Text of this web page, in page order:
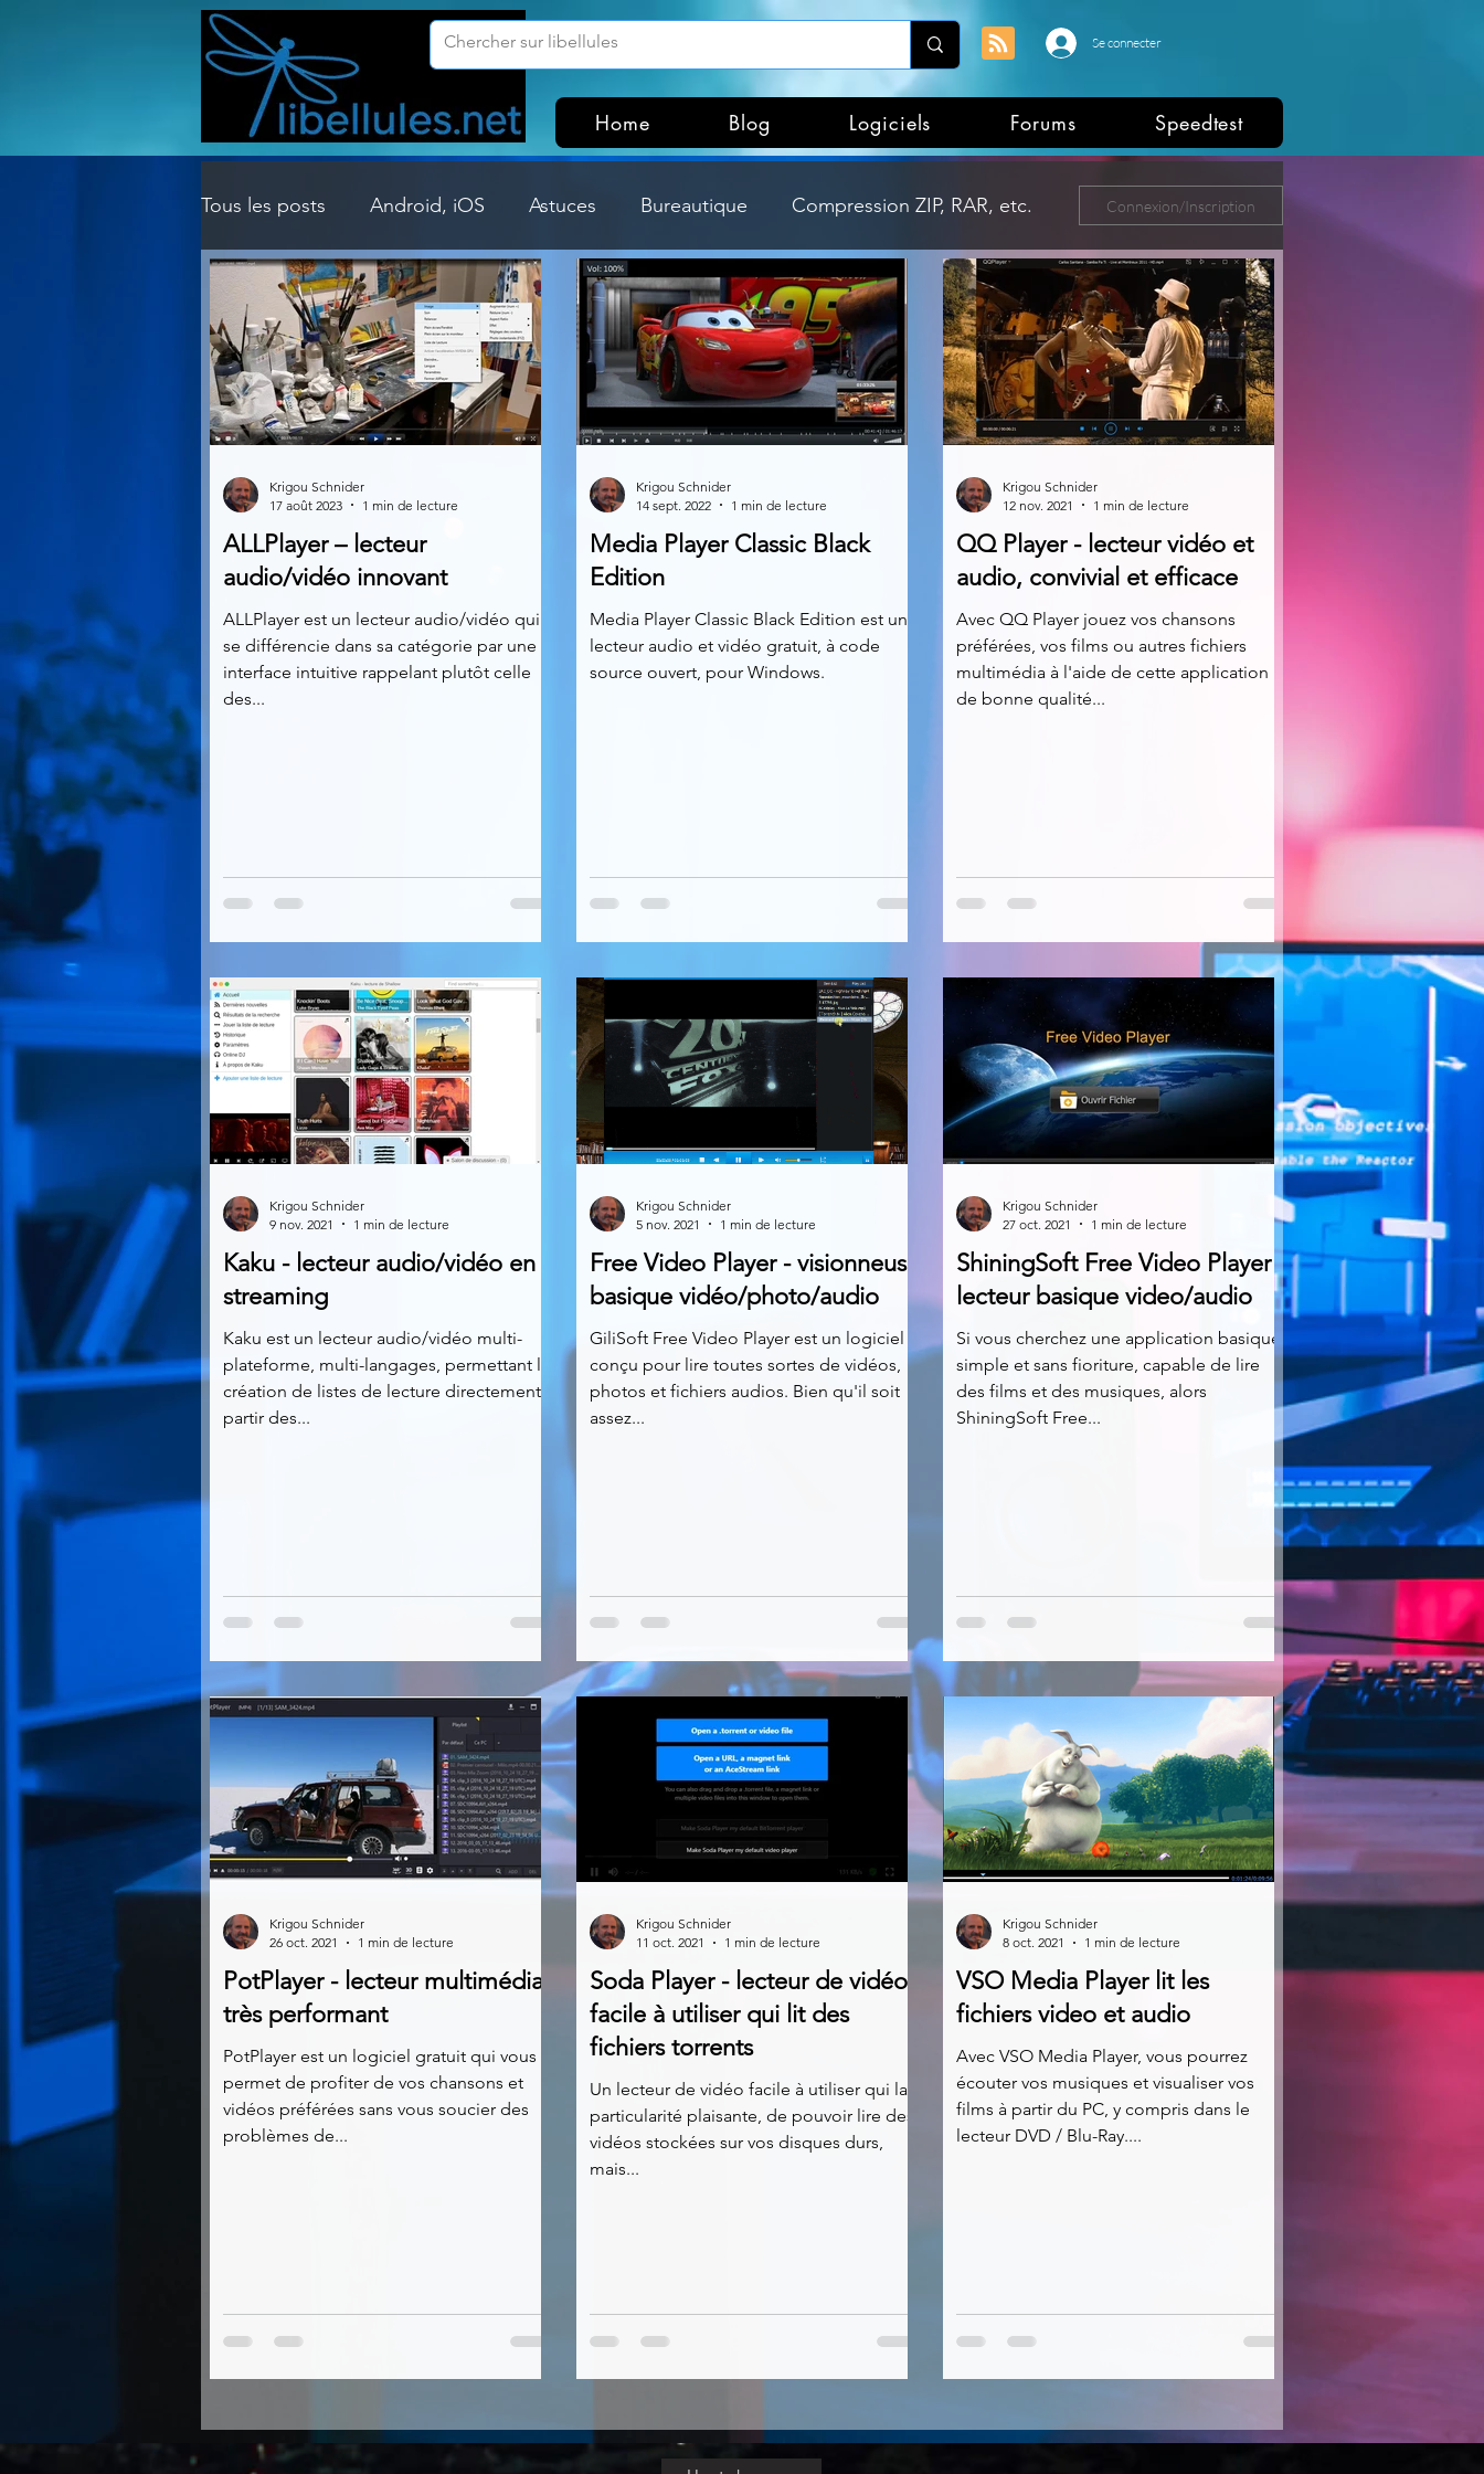
Se connecter
Home Blog Logiciels Forums Speedtest
Tous les posts Android, iOS Astuces Bureautique Compression ZIP, RAR, etc.
Customisation Windows Divers Dossier Windows Explorateurs de fichiers
Gestion Système Graphisme Hardware Internet
Multimedia Navigateurs Nirsoft Occupation disque
Photographie Réseaux Réseaux sociaux Sécurité Services en ligne
Connexion/Inscription
ALLPlayer – lecteur
audio/vidéo innovant
ALLPlayer est un lecteur audio/vidéo qui
se différencie dans sa catégorie par une
interface intuitive rappelant plutôt celle
des...
Krigou Schnider
17 août 2023
1 min de lecture
Media Player Classic Black
Edition
Media Player Classic Black Edition est un
lecteur audio et vidéo gratuit, à code
source ouvert, pour Windows.
Krigou Schnider
14 sept. 2022
1 min de lecture
QQ Player - lecteur vidéo et
audio, convivial et efficace
Avec QQ Player jouez vos chansons
préférées, vos films ou autres fichiers
multimédia à l'aide de cette application
de bonne qualité...
Krigou Schnider
12 nov. 2021
1 min de lecture
Kaku - lecteur audio/vidéo en
streaming
Kaku est un lecteur audio/vidéo multi-
plateforme, multi-langages, permettant la
création de listes de lecture directement à
partir des...
Krigou Schnider
9 nov. 2021
1 min de lecture
Free Video Player - visionneuse
basique vidéo/photo/audio
GiliSoft Free Video Player est un logiciel
conçu pour lire toutes sortes de vidéos,
photos et fichiers audios. Bien qu'il soit
assez...
Krigou Schnider
5 nov. 2021
1 min de lecture
ShiningSoft Free Video Player -
lecteur basique video/audio
Si vous cherchez une application basique,
simple et sans fioriture, capable de lire
des films et des musiques, alors
ShiningSoft Free...
Krigou Schnider
27 oct. 2021
1 min de lecture
PotPlayer - lecteur multimédia
très performant
PotPlayer est un logiciel gratuit qui vous
permet de profiter de vos chansons et
vidéos préférées sans vous soucier des
problèmes de...
Krigou Schnider
26 oct. 2021
1 min de lecture
Soda Player - lecteur de vidéo
facile à utiliser qui lit des
fichiers torrents
Un lecteur de vidéo facile à utiliser qui la
particularité plaisante, de pouvoir lire des
vidéos stockées sur vos disques durs,
mais...
Krigou Schnider
11 oct. 2021
1 min de lecture
VSO Media Player lit les
fichiers video et audio
Avec VSO Media Player, vous pourrez
écouter vos musiques et visualiser vos
films à partir du PC, y compris dans le
lecteur DVD / Blu-Ray....
Krigou Schnider
8 oct. 2021
1 min de lecture